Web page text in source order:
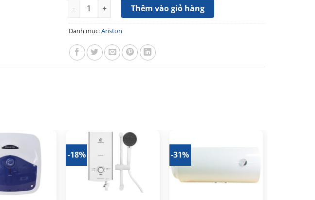
Bình nóng lạnh gián tiếp Ariston Pro R 50 V 2.5 FE 50 lít số lượng
Thêm vào giỏ hàng
Danh mục:Ariston
-18% -31%